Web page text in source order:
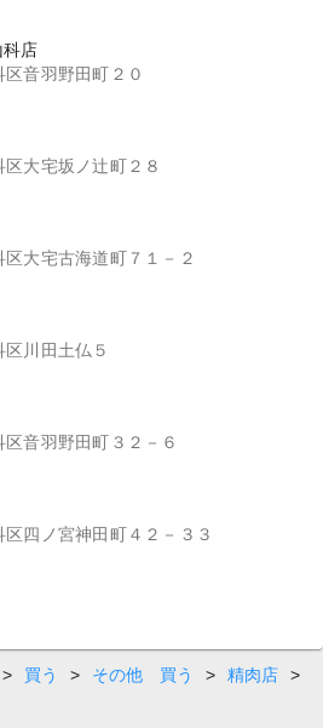
店
音羽野田町２０
大宅坂ノ辻町２８
大宅古海道町７１－２
川田土仏５
音羽野田町３２－６
四ノ宮神田町４２－３３
> 買う > その他 買う > 精肉店
>